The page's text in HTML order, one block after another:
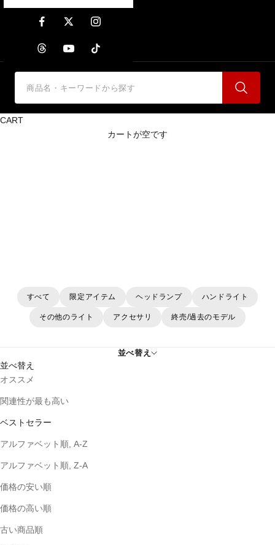
CART
カートが空です
すべて 限定アイテム ヘッドランプ ハンドライト
その他のライト アクセサリ 終売/過去のモデル
並べ替え
並べ替え
オススメ
関連性が最も高い
ベストセラー
アルファベット順, A-Z
アルファベット順, Z-A
価格の安い順
価格の高い順
古い商品順